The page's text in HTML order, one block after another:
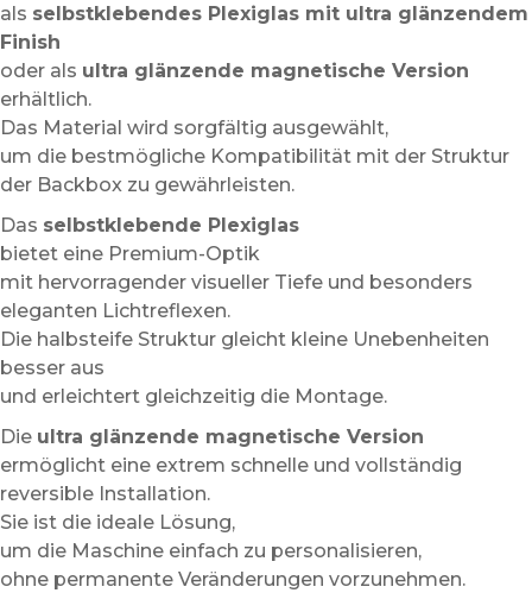
als selbstklebendes Plexiglas mit ultra glänzendem
Finish
oder als ultra glänzende magnetische Version
erhältlich.
Das Material wird sorgfältig ausgewählt,
um die bestmögliche Kompatibilität mit der Struktur
der Backbox zu gewährleisten.
Das selbstklebende Plexiglas
bietet eine Premium-Optik
mit hervorragender visueller Tiefe und besonders
eleganten Lichtreflexen.
Die halbsteife Struktur gleicht kleine Unebenheiten
besser aus
und erleichtert gleichzeitig die Montage.
Die ultra glänzende magnetische Version
ermöglicht eine extrem schnelle und vollständig
reversible Installation.
Sie ist die ideale Lösung,
um die Maschine einfach zu personalisieren,
ohne permanente Veränderungen vorzunehmen.